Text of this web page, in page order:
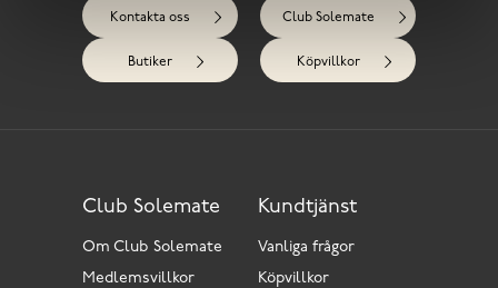
Kontakta oss Club Solemate
Butiker Köpvillkor
Kundtjänst
Vanliga frågor
Köpvillkor
Club Solemate
Om Club Solemate
Medlemsvillkor